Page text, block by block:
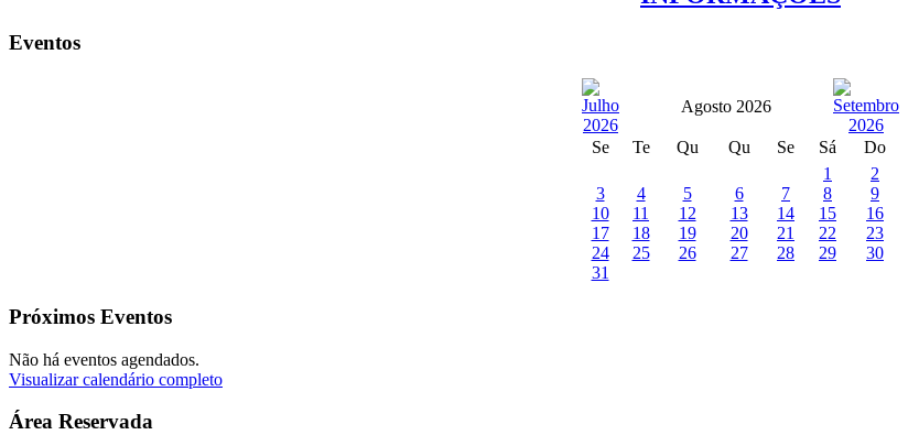
Eventos
Agosto 2026
Se Te Qu Qu Se Sá
Do
1
2
3
4 5 6 7 8
9
10
11 12 13 14 15
16
17
18 19 20 21 22
23
24
25 26 27 28 29
30
31
Próximos Eventos
Não há eventos agendados.
Visualizar calendário completo
Área Reservada